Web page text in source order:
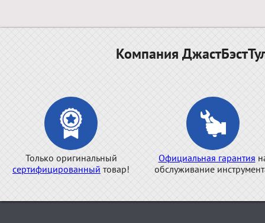
Компания
Только оригинальный
сертифицированный товар!
Официальная гарантия
обслуживание